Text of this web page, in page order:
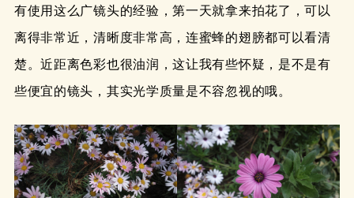
有使用这么广镜头的经验，第一天就拿来拍花了，可以
离得非常近，清晰度非常高，连蜜蜂的翅膀都可以看清
楚。近距离色彩也很油润，这让我有些怀疑，是不是有
些便宜的镜头，其实光学质量是不容忽视的哦。